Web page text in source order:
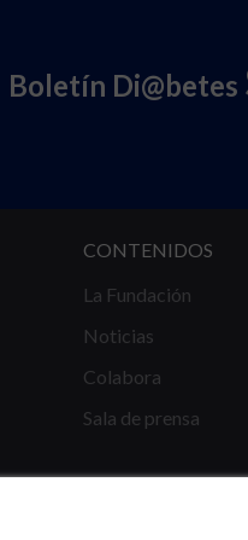
Boletín Di@betes
CONTENIDOS
La Fundación
Noticias
Colabora
Sala de prensa